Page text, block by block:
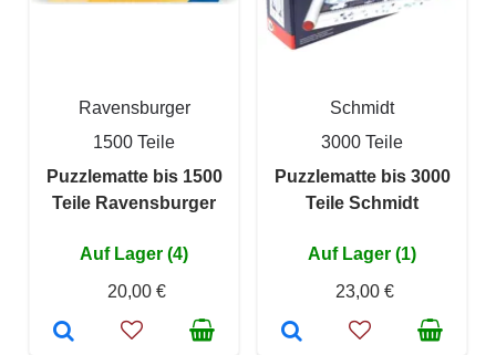
Ravensburger
1500 Teile
Puzzlematte bis 1500
Teile Ravensburger
Auf Lager (4)
20,00 €
Schmidt
3000 Teile
Puzzlematte bis 3000
Teile Schmidt
Auf Lager (1)
23,00 €